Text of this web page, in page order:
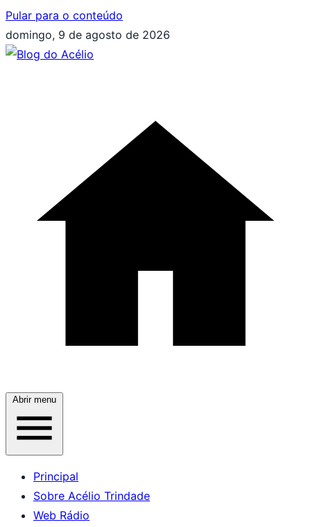
Pular para o conteúdo
domingo, 9 de agosto de 2026
Abrir menu
Principal
Sobre Acélio Trindade
Web Rádio